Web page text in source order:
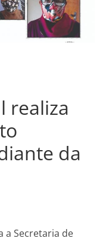
realiza
da
a Secretaria de